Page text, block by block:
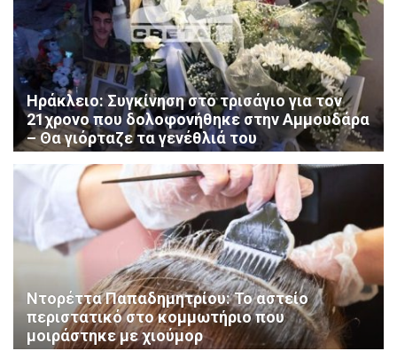
Ηράκλειο: Συγκίνηση στο τρισάγιο για τον
21χρονο που δολοφονήθηκε στην Αμμουδάρα
– Θα γιόρταζε τα γενέθλιά του
Ντορέττα Παπαδημητρίου: Το αστείο
περιστατικό στο κομμωτήριο που
μοιράστηκε με χιούμορ